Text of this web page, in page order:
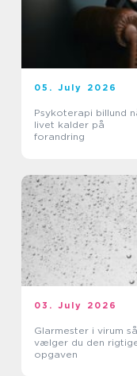
05. July 2026
Psykoterapi billund når
livet kalder på
forandring
03. July 2026
Glarmester i virum sådan
vælger du den
opgaven